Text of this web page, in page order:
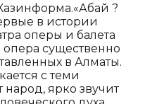
?
в истории
оперы и балета
опера существенно
в Алматы.
с теми
народ, ярко звучит